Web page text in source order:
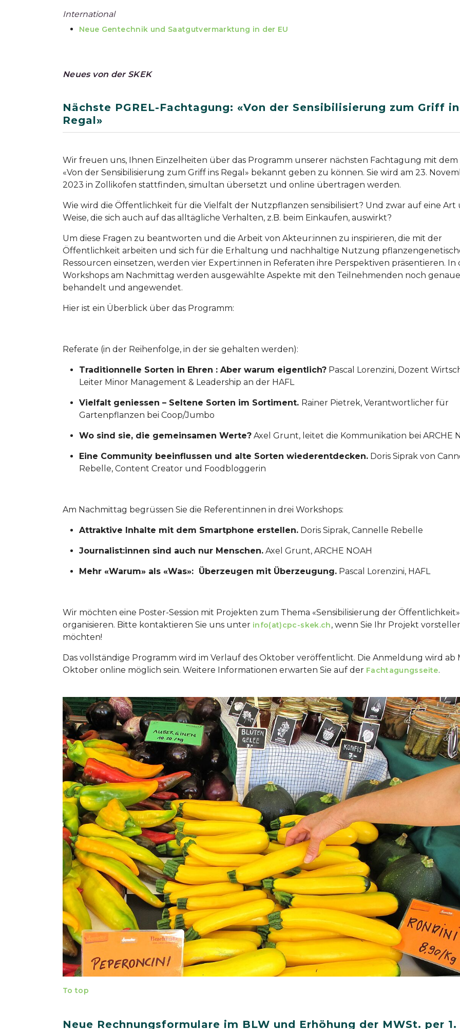
International
Neue Gentechnik und Saatgutvermarktung in der EU
Neues von der SKEK
Nächste PGREL-Fachtagung: «Von der Sensibilisierung zum Griff
Regal»
Wir freuen uns, Ihnen Einzelheiten über das Programm unserer nächsten Fachtagung mit dem
«Von der Sensibilisierung zum Griff ins Regal» bekannt geben zu können. Sie wird am 23.
2023 in Zollikofen stattfinden, simultan übersetzt und online übertragen werden.
Wie wird die Öffentlichkeit für die Vielfalt der Nutzpflanzen sensibilisiert? Und zwar auf eine Art
Weise, die sich auch auf das alltägliche Verhalten, z.B. beim Einkaufen, auswirkt?
Um diese Fragen zu beantworten und die Arbeit von Akteur:innen zu inspirieren, die mit der
Öffentlichkeit arbeiten und sich für die Erhaltung und nachhaltige Nutzung
Ressourcen einsetzen, werden vier Expert:innen in Referaten ihre Perspektiven präsentieren. In
Workshops am Nachmittag werden ausgewählte Aspekte mit den Teilnehmenden noch
behandelt und angewendet.
Hier ist ein Überblick über das Programm:
Referate (in der Reihenfolge, in der sie gehalten werden):
Traditionnelle Sorten in Ehren : Aber warum eigentlich? Pascal Lorenzini, Dozent
Leiter Minor Management & Leadership an der HAFL
Vielfalt geniessen – Seltene Sorten im Sortiment. Rainer Pietrek, Verantwortlicher für
Gartenpflanzen bei Coop/Jumbo
Wo sind sie, die gemeinsamen Werte? Axel Grunt, leitet die Kommunikation bei ARCHE
Eine Community beeinflussen und alte Sorten wiederentdecken. Doris Siprak von
Rebelle, Content Creator und Foodbloggerin
Am Nachmittag begrüssen Sie die Referent:innen in drei Workshops:
Attraktive Inhalte mit dem Smartphone erstellen. Doris Siprak, Cannelle Rebelle
Journalist:innen sind auch nur Menschen. Axel Grunt, ARCHE NOAH
Mehr «Warum» als «Was»: Überzeugen mit Überzeugung. Pascal Lorenzini, HAFL
Wir möchten eine Poster-Session mit Projekten zum Thema «Sensibilisierung der Öffentlichkeit»
organisieren. Bitte kontaktieren Sie uns unter info(at)cpc-skek.ch, wenn Sie Ihr Projekt
möchten!
Das vollständige Programm wird im Verlauf des Oktober veröffentlicht. Die Anmeldung wird ab
Oktober online möglich sein. Weitere Informationen erwarten Sie auf der Fachtagungsseite.
To top
Neue Rechnungsformulare im BLW und Erhöhung der MWSt. per 1.